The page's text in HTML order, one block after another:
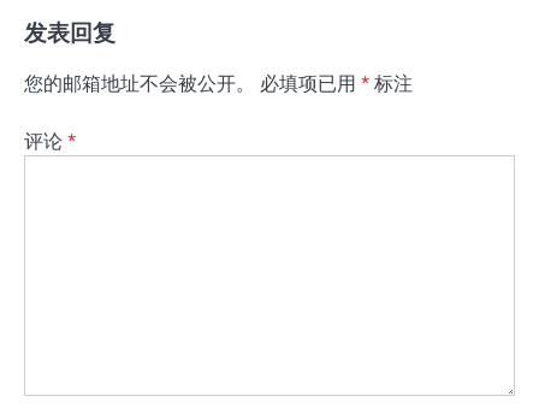
发表回复
您的邮箱地址不会被公开。 必填项已用 * 标注
评论 *